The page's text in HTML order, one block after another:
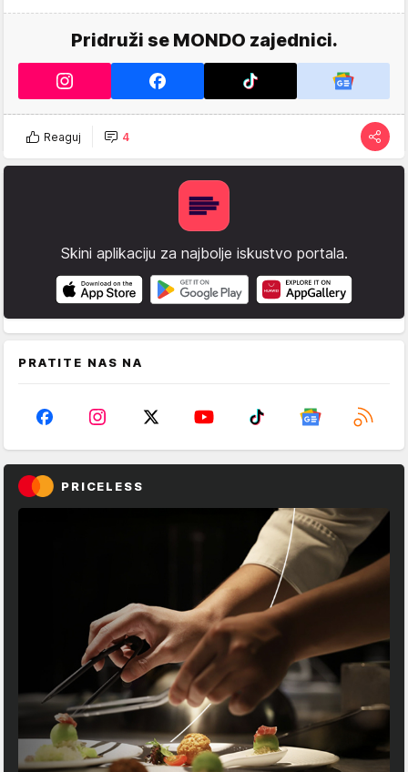
Pridruži se MONDO zajednici.
Reaguj 4
Skini aplikaciju za najbolje iskustvo portala.
PRATITE NAS NA
PRICELESS